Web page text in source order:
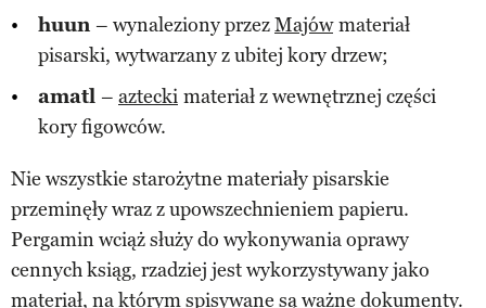
huun – wynaleziony przezMajów materiał
pisarski, wytwarzany z ubitej kory drzew;
amatl – aztecki materiał z wewnętrznej części
kory figowców.
Nie wszystkie starożytne materiały pisarskie
przeminęły wraz z upowszechnieniem papieru.
Pergamin wciąż służy do wykonywania oprawy
cennych ksiąg, rzadziej jest wykorzystywany jako
materiał, na którym spisywane są ważne dokumenty.